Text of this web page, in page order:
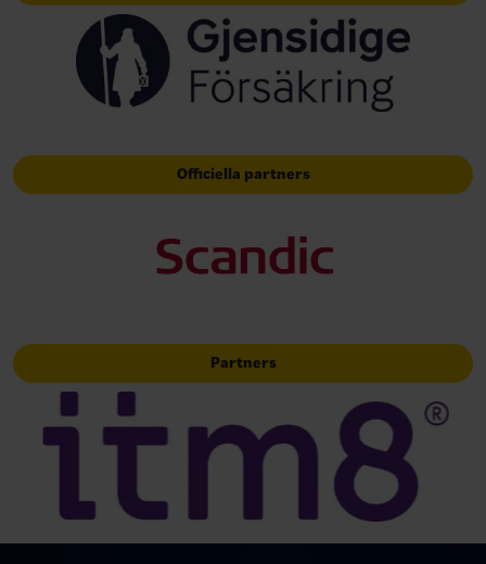
Officiella partners
Partners